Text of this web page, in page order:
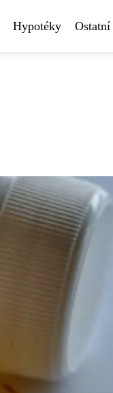
Hypotéky Ostatní